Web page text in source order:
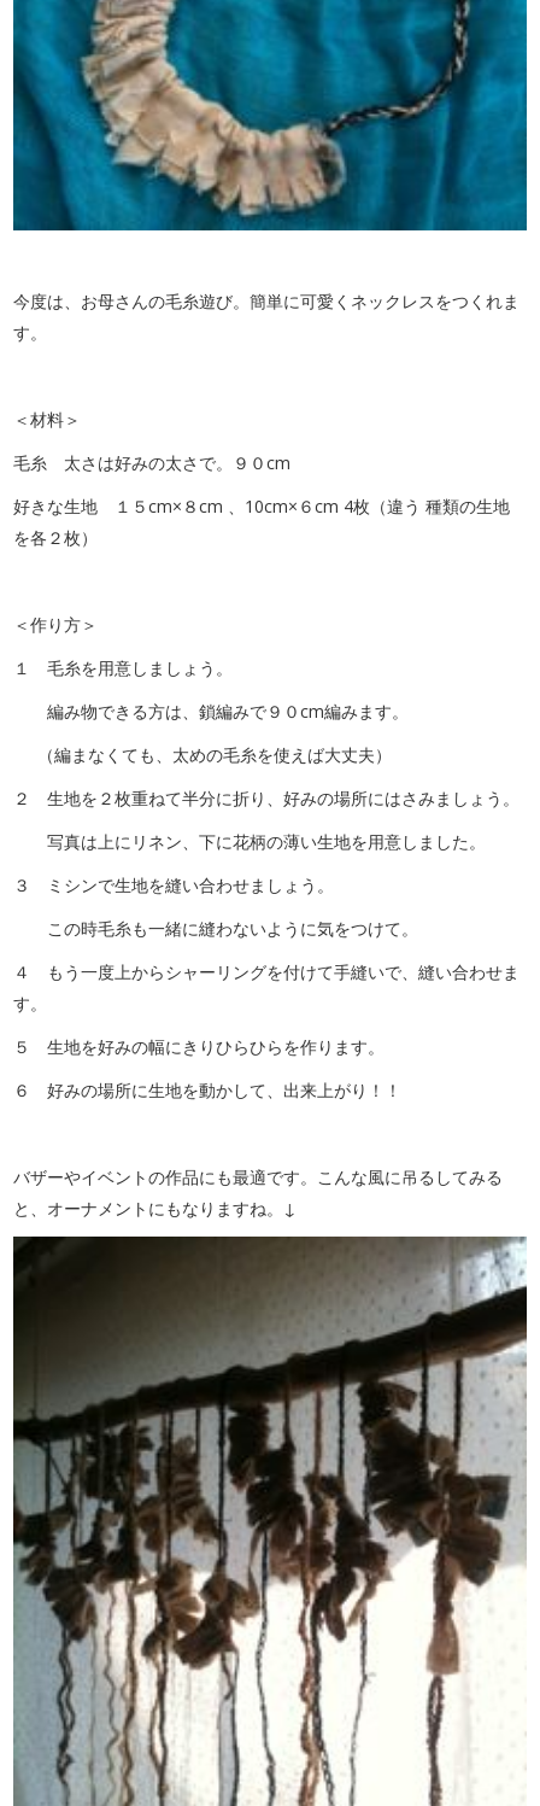
今度は、お母さんの毛糸遊び。簡単に可愛くネックレスをつくれま
す。
＜材料＞
毛糸 太さは好みの太さで。９０cm
好きな生地 １５cm×８cm 、10cm×６cm 4枚（違う 種類の生地
を各２枚）
＜作り方＞
１ 毛糸を用意しましょう。
編み物できる方は、鎖編みで９０cm編みます。
（編まなくても、太めの毛糸を使えば大丈夫）
２ 生地を２枚重ねて半分に折り、好みの場所にはさみましょう。
写真は上にリネン、下に花柄の薄い生地を用意しました。
３ ミシンで生地を縫い合わせましょう。
この時毛糸も一緒に縫わないように気をつけて。
４ もう一度上からシャーリングを付けて手縫いで、縫い合わせま
す。
５ 生地を好みの幅にきりひらひらを作ります。
６ 好みの場所に生地を動かして、出来上がり！！
バザーやイベントの作品にも最適です。こんな風に吊るしてみる
と、オーナメントにもなりますね。↓